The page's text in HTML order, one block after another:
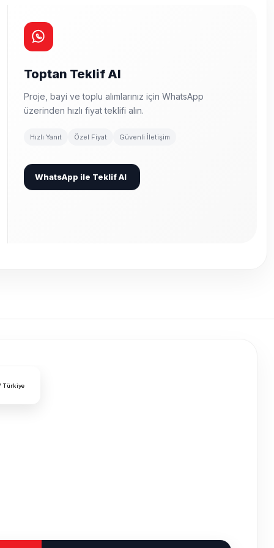
Toptan Teklif Al
Proje, bayi ve toplu alımlarınız için WhatsApp
üzerinden hızlı fiyat teklifi alın.
Hızlı Yanıt Özel Fiyat Güvenli İletişim
WhatsApp ile Teklif Al
Türkiye